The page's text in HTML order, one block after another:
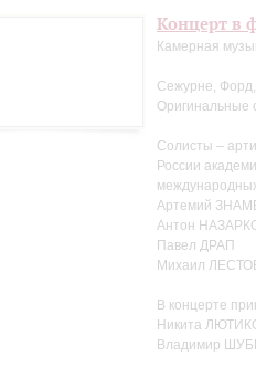
Концерт в
Камерная
Сежурне,
Оригинальные
Солисты –
России
Артемий
Антон
Павел ДРАП
Михаил
В концерте
Никита
Владимир